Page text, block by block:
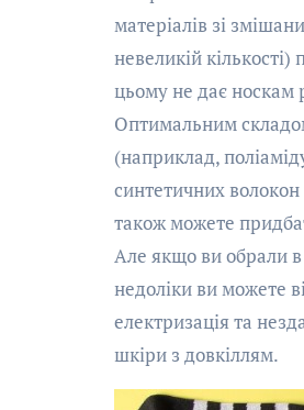
матеріалів зі
невеликій кількості)
цьому не дає носкам
Оптимальним
(наприклад,
синтетичних
також можете
Але якщо ви обрали в
недоліки ви можете
електризація та
шкіри з довкіллям.